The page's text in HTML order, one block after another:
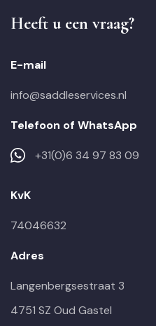
Heeft u een vraag?
E-mail
info@saddleservices.nl
Telefoon of WhatsApp
+31(0)6 34 97 83 09
KvK
74046632
Adres
Langenbergsestraat 3
4751 SZ Oud Gastel